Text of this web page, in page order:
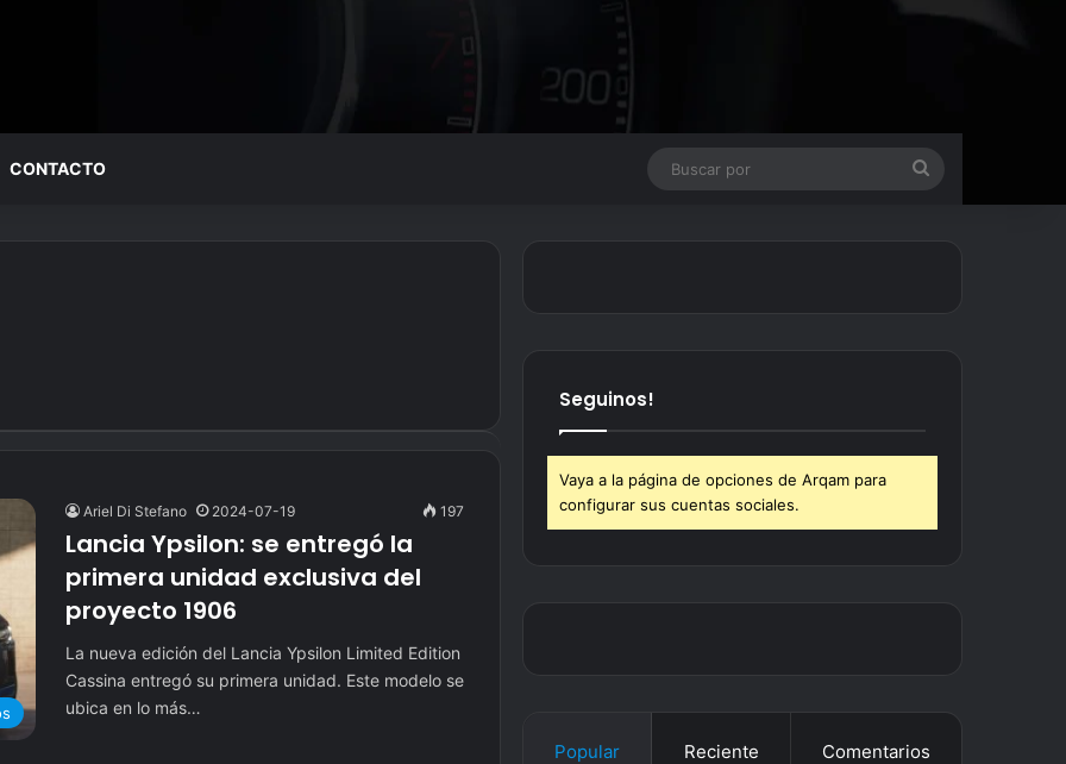
CONTACTO
Ariel Di Stefano 2024-07-19 197
Lancia Ypsilon: se entregó la
primera unidad exclusiva del
proyecto 1906
La nueva edición del Lancia Ypsilon Limited Edition
Cassina entregó su primera unidad. Este modelo se
ubica en lo más…
Seguinos!
Vaya a la página de opciones de Arqam para
configurar sus cuentas sociales.
Popular Reciente Comentarios